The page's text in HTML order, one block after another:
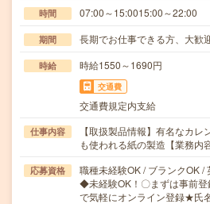
時間 07:00～15:0015:00～22:00
期間 長期でお仕事できる方、大歓
時給 時給1550～1690円
交通費
交通費規定内支給
仕事内容
【取扱製品情報】有名なカ
も使われる紙の製造【業務
応募資格
職種未経験OK / ブランクOK /
◆未経験OK！〇まずは事前
で気軽にオンライン登録★氏